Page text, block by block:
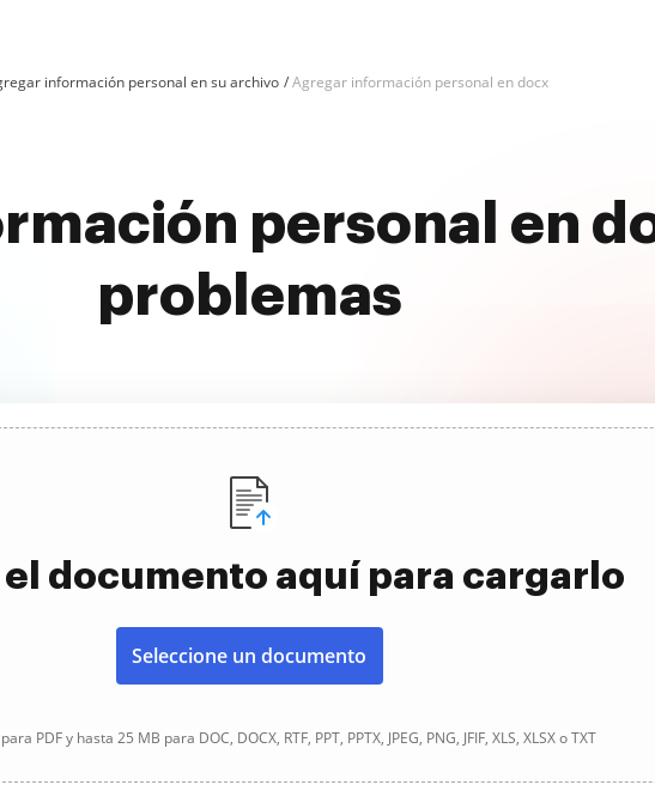
información personal en su archivo Agregar información personal en docx
personal en
problemas
documento aquí para cargarlo
Seleccione un documento
PDF y hasta 25 MB para DOC, DOCX, RTF, PPT, PPTX, JPEG, PNG, JFIF, XLS, XLSX o TXT